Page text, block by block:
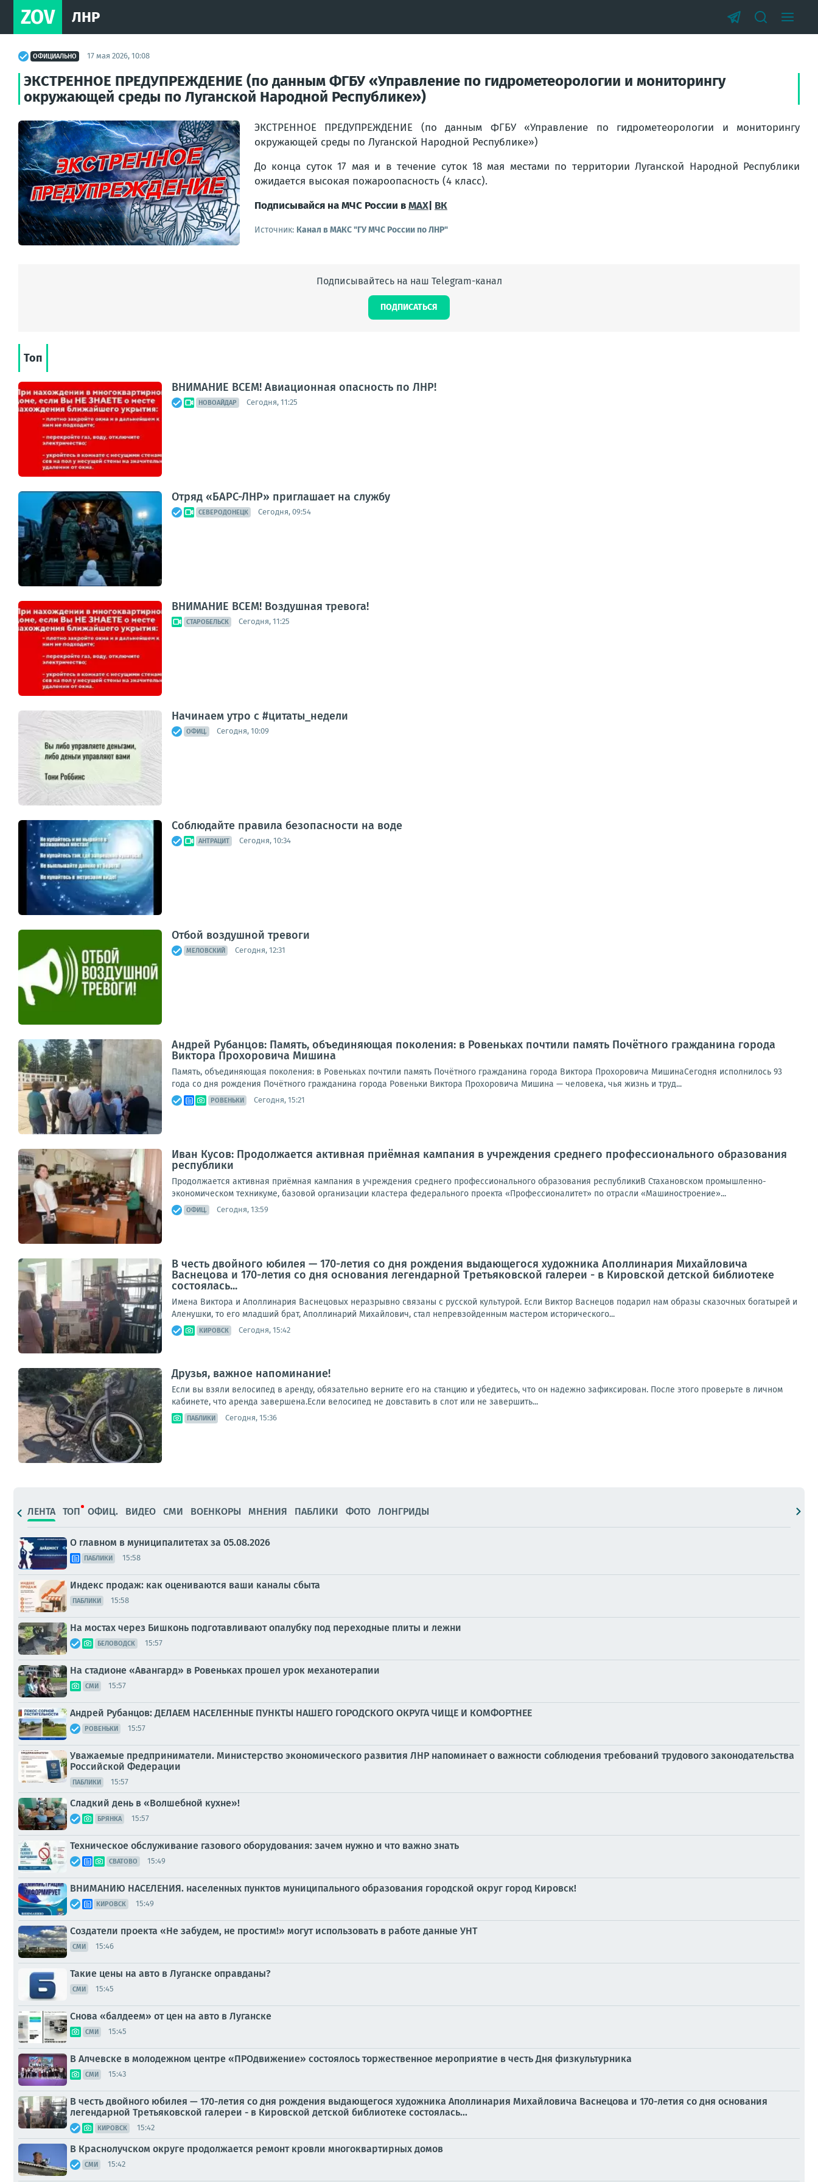
ZOV ЛНР
ОФИЦИАЛЬНО 17 мая 2026, 10:08
ЭКСТРЕННОЕ ПРЕДУПРЕЖДЕНИЕ (по данным ФГБУ «Управление по гидрометеорологии и мониторингу
окружающей среды по Луганской Народной Республике»)
ЭКСТРЕННОЕ ПРЕДУПРЕЖДЕНИЕ (по данным ФГБУ «Управление по гидрометеорологии и мониторингу
окружающей среды по Луганской Народной Республике»)
До конца суток 17 мая и в течение суток 18 мая местами по территории Луганской Народной Республики
ожидается высокая пожароопасность (4 класс).
Подписывайся на МЧС России вMAX ВК
Источник: Канал в МАКС "ГУ МЧС России по ЛНР"
Подписывайтесь на наш Telegram-канал
ПОДПИСАТЬСЯ
Топ
ВНИМАНИЕ ВСЕМ! Авиационная опасность по ЛНР!
НОВОАЙДАР Сегодня, 11:25
Отряд «БАРС-ЛНР» приглашает на службу
СЕВЕРОДОНЕЦК Сегодня, 09:54
ВНИМАНИЕ ВСЕМ! Воздушная тревога!
СТАРОБЕЛЬСК Сегодня, 11:25
Начинаем утро с #цитаты_недели
ОФИЦ. Сегодня, 10:09
Соблюдайте правила безопасности на воде
АНТРАЦИТ Сегодня, 10:34
Отбой воздушной тревоги
МЕЛОВСКИЙ Сегодня, 12:31
Андрей Рубанцов: Память, объединяющая поколения: в Ровеньках почтили память Почётного гражданина города
Виктора Прохоровича Мишина
Память, объединяющая поколения: в Ровеньках почтили память Почётного гражданина города Виктора Прохоровича МишинаСегодня исполнилось 93
года со дня рождения Почётного гражданина города Ровеньки Виктора Прохоровича Мишина — человека, чья жизнь и труд...
РОВЕНЬКИ Сегодня, 15:21
Иван Кусов: Продолжается активная приёмная кампания в учреждения среднего профессионального образования
республики
Продолжается активная приёмная кампания в учреждения среднего профессионального образования республикиВ Стахановском промышленно-
экономическом техникуме, базовой организации кластера федерального проекта «Профессионалитет» по отрасли «Машиностроение»...
ОФИЦ. Сегодня, 13:59
В честь двойного юбилея — 170-летия со дня рождения выдающегося художника Аполлинария Михайловича
Васнецова и 170-летия со дня основания легендарной Третьяковской галереи - в Кировской детской библиотеке
состоялась...
Имена Виктора и Аполлинария Васнецовых неразрывно связаны с русской культурой. Если Виктор Васнецов подарил нам образы сказочных богатырей и
Аленушки, то его младший брат, Аполлинарий Михайлович, стал непревзойденным мастером исторического...
КИРОВСК Сегодня, 15:42
Друзья, важное напоминание!
Если вы взяли велосипед в аренду, обязательно верните его на станцию и убедитесь, что он надежно зафиксирован. После этого проверьте в личном
кабинете, что аренда завершена.Если велосипед не довставить в слот или не завершить...
ПАБЛИКИ Сегодня, 15:36
ЛЕНТА ТОП ОФИЦ. ВИДЕО СМИ ВОЕНКОРЫ МНЕНИЯ ПАБЛИКИ ФОТО ЛОНГРИДЫ
О главном в муниципалитетах за 05.08.2026
ПАБЛИКИ 15:58
Индекс продаж: как оцениваются ваши каналы сбыта
ПАБЛИКИ 15:58
На мостах через Бишконь подготавливают опалубку под переходные плиты и лежни
БЕЛОВОДСК 15:57
На стадионе «Авангард» в Ровеньках прошел урок механотерапии
СМИ 15:57
Андрей Рубанцов: ДЕЛАЕМ НАСЕЛЕННЫЕ ПУНКТЫ НАШЕГО ГОРОДСКОГО ОКРУГА ЧИЩЕ И КОМФОРТНЕЕ
РОВЕНЬКИ 15:57
Уважаемые предприниматели. Министерство экономического развития ЛНР напоминает о важности соблюдения требований трудового законодательства
Российской Федерации
ПАБЛИКИ 15:57
Сладкий день в «Волшебной кухне»!
БРЯНКА 15:57
Техническое обслуживание газового оборудования: зачем нужно и что важно знать
СВАТОВО 15:49
ВНИМАНИЮ НАСЕЛЕНИЯ. населенных пунктов муниципального образования городской округ город Кировск!
КИРОВСК 15:49
Создатели проекта «Не забудем, не простим!» могут использовать в работе данные УНТ
СМИ 15:46
Такие цены на авто в Луганске оправданы?
СМИ 15:45
Снова «балдеем» от цен на авто в Луганске
СМИ 15:45
В Алчевске в молодежном центре «ПРОдвижение» состоялось торжественное мероприятие в честь Дня физкультурника
СМИ 15:43
В честь двойного юбилея — 170-летия со дня рождения выдающегося художника Аполлинария Михайловича Васнецова и 170-летия со дня основания
легендарной Третьяковской галереи - в Кировской детской библиотеке состоялась...
КИРОВСК 15:42
В Краснолучском округе продолжается ремонт кровли многоквартирных домов
СМИ 15:42